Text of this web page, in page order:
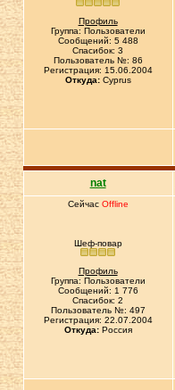
Профиль
Группа: Пользователи
Сообщений: 5 488
Спасибок: 3
Пользователь №: 86
Регистрация: 15.06.2004
Откуда:Cyprus
nat
Сейчас Offline
Шеф-повар
Профиль
Группа: Пользователи
Сообщений: 1 776
Спасибок: 2
Пользователь №: 497
Регистрация: 22.07.2004
Откуда:Россия